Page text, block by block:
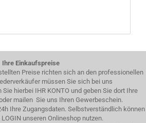
Ihre Einkaufspreise
Preise richten sich an den professionellen
müssen Sie sich bei uns
hierbei IHR KONTO und geben Sie dort Ihre
mailen Sie uns Ihren Gewerbeschein.
Ihre Zugangsdaten. Selbstverständlich können
unseren Onlineshop nutzen.